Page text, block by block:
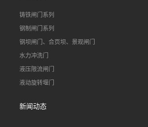
铸铁闸门系列
钢制闸门系列
钢坝闸门、合页坝、景观闸门
水力冲洗门
液压限流闸门
液动旋转堰门
新闻动态